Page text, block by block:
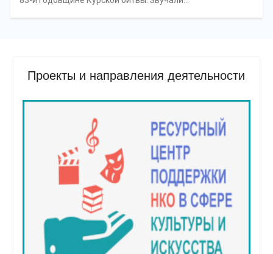
Проекты и направления деятельности